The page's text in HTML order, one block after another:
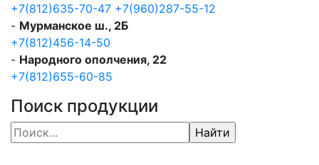
+7(812)635-70-47 +7(960)287-55-12
- Мурманское ш., 2Б
+7(812)456-14-50
- Народного ополчения, 22
+7(812)655-60-85
Поиск продукции